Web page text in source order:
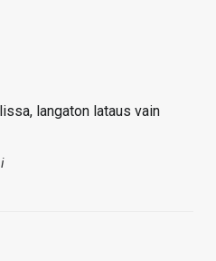
langaton lataus vain